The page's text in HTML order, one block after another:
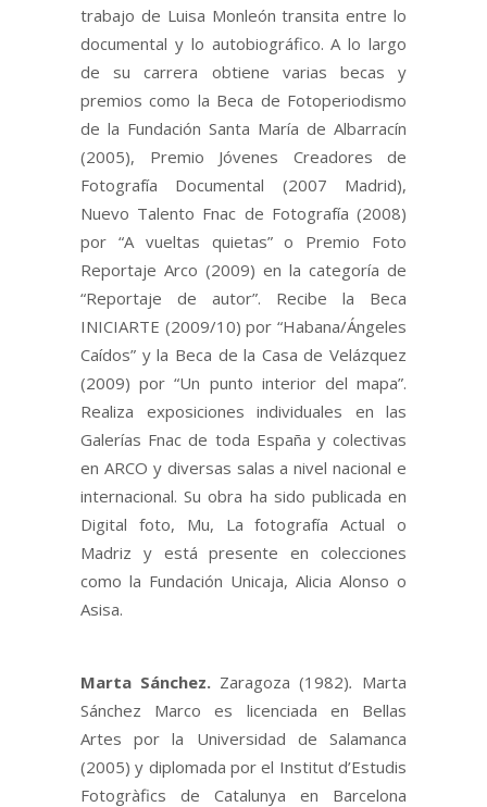
trabajo de Luisa Monleón transita entre lo
documental y lo autobiográfico. A lo largo
de su carrera obtiene varias becas y
premios como la Beca de Fotoperiodismo
de la Fundación Santa María de Albarracín
(2005), Premio Jóvenes Creadores de
Fotografía Documental (2007 Madrid),
Nuevo Talento Fnac de Fotografía (2008)
por “A vueltas quietas” o Premio Foto
Reportaje Arco (2009) en la categoría de
“Reportaje de autor”. Recibe la Beca
INICIARTE (2009/10) por “Habana/Ángeles
Caídos” y la Beca de la Casa de Velázquez
(2009) por “Un punto interior del mapa”.
Realiza exposiciones individuales en las
Galerías Fnac de toda España y colectivas
en ARCO y diversas salas a nivel nacional e
internacional. Su obra ha sido publicada en
Digital foto, Mu, La fotografía Actual o
Madriz y está presente en colecciones
como la Fundación Unicaja, Alicia Alonso o
Asisa.
Marta Sánchez. Zaragoza (1982). Marta
Sánchez Marco es licenciada en Bellas
Artes por la Universidad de Salamanca
(2005) y diplomada por el Institut d’Estudis
Fotogràfics de Catalunya en Barcelona